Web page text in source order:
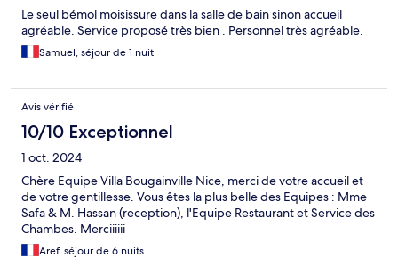
Le seul bémol moisissure dans la salle de bain sinon accueil
agréable. Service proposé très bien . Personnel très agréable.
Samuel, séjour de 1 nuit
Avis vérifié
10/10 Exceptionnel
1 oct. 2024
Chère Equipe Villa Bougainville Nice, merci de votre accueil et
de votre gentillesse. Vous êtes la plus belle des Equipes : Mme
Safa & M. Hassan (reception), l'Equipe Restaurant et Service des
Chambes. Merciiiiii
Aref, séjour de 6 nuits